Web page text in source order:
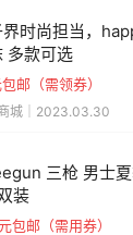
时尚担当，
多款可选
邮（需领券）
城｜2023.03.30
三枪 男士
装
包邮（需用券）